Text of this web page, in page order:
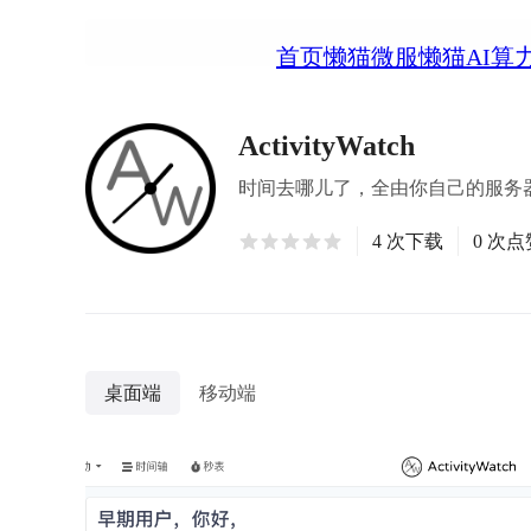
首页懒猫微服懒猫AI算
ActivityWatch
时间去哪儿了，全由你自己的服
4 次下载 0 次点
桌面端 移动端